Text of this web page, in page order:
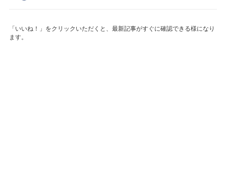
「いいね！」をクリックいただくと、最新記事がすぐに確認できる様になり
ます。